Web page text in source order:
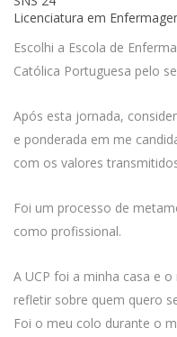
Licenciatura em
Escolhi a Escola de
Católica Portuguesa pelo
Após esta jornada,
e ponderada em me
com os valores
Foi um processo de
como profissional.
A UCP foi a minha casa e
refletir sobre quem quero
Foi o meu colo durante o